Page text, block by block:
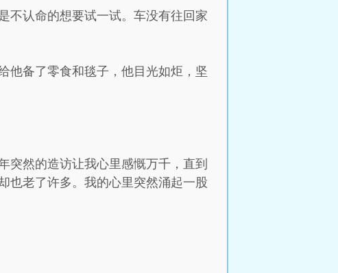
不认命的想要试一试。车没有往回家
他备了零食和毯子，他目光如炬，坚
突然的造访让我心里感慨万千，直到
也老了许多。我的心里突然涌起一股